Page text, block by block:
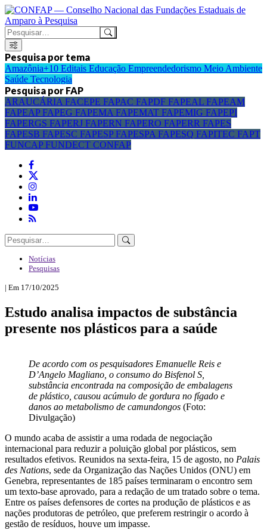
Pesquisa por tema
Amazônia+10 Editais Educação Empreendedorismo Meio Ambiente
Saúde Tecnologia
Pesquisa por FAP
ARAUCÁRIA FACEPE FAPAC FAPDF FAPEAL FAPEAM
FAPEAPFAPEG FAPEMA FAPEMAT FAPEMIG FAPEPI
FAPERGS FAPERJ FAPERN FAPERO FAPERR FAPES
FAPESB FAPESC FAPESPFAPESPA FAPESQ FAPITEC FAPT
FUNCAPFUNDECT CONFAP
Notícias
Pesquisas
| Em 17/10/2025
Estudo analisa impactos de substância
presente nos plásticos para a saúde
De acordo com os pesquisadores Emanuelle Reis e
D’Angelo Magliano, o consumo do Bisfenol S,
substância encontrada na composição de embalagens
de plástico, causou acúmulo de gordura no fígado e
danos ao metabolismo de camundongos (Foto:
Divulgação)
O mundo acaba de assistir a uma rodada de negociação
internacional para reduzir a poluição global por plásticos, sem
resultados efetivos. Reunidos na sexta-feira, 15 de agosto, no Palais
des Nations, sede da Organização das Nações Unidos (ONU) em
Genebra, representantes de 185 países terminaram o encontro sem
um texto-base aprovado, para a redação de um tratado sobre o tema.
Entre os países defensores de cortes na produção de plásticos e as
nações produtoras de petróleo, que preferem restringir o acordo à
gestão de resíduos, houve um impasse.